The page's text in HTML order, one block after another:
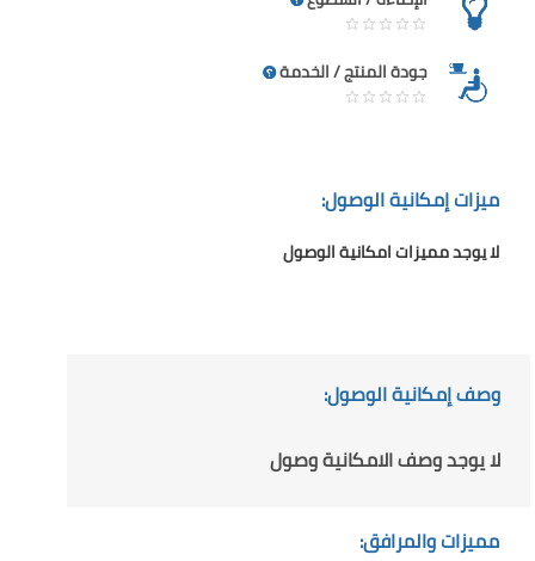
جودة المنتج / الخدمة
ميزات إمكانية الوصول:
لا يوجد مميزات امكانية الوصول
وصف إمكانية الوصول:
لا يوجد وصف الامكانية وصول
مميزات والمرافق: